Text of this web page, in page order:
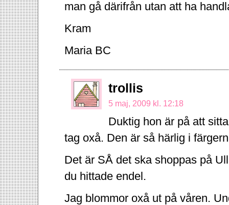
man gå därifrån utan att ha
Kram
Maria BC
trollis
5 maj, 2009 kl. 12:18
Duktig hon är på att
tag oxå. Den är så härlig i
Det är SÅ det ska shoppas på
du hittade endel.
Jag blommor oxå ut på våren.